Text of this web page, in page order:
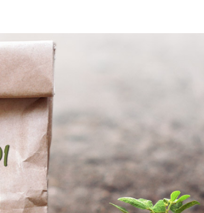
το argiro.gr στηρίζουν τους μικρούς
όλης της Ελλάδας. Με πολύ αγάπη,
μέσα από αυτή την ενότητα τις
προϊόντα των Ελλήνων
η Ελλάδα προσπαθούσε να ανακάμψει
ως νεότερο σύγχρονο κράτος. Ο
χώρας ακόμα διαβιούσε στην ύπαιθρο και